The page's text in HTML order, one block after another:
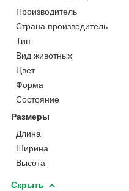
Производитель
Страна производитель
Тип
Вид животных
Цвет
Форма
Состояние
Размеры
Длина
Ширина
Высота
Скрыть